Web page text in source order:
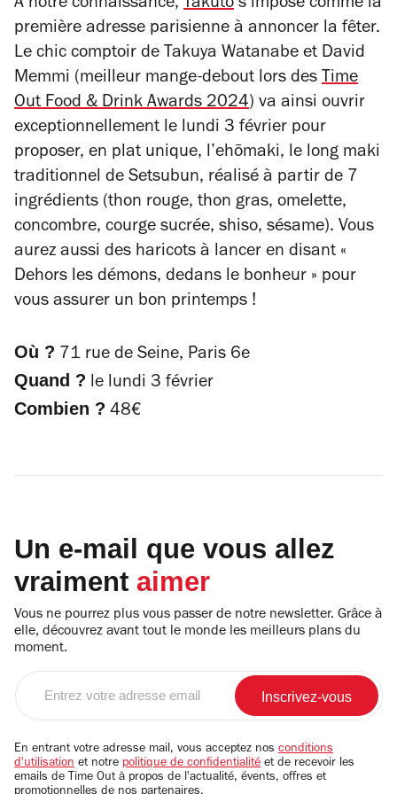
À notre connaissance, Takuto s’impose comme la
première adresse parisienne à annoncer la fêter.
Le chic comptoir de Takuya Watanabe et David
Memmi (meilleur mange-debout lors des Time
Out Food & Drink Awards 2024) va ainsi ouvrir
exceptionnellement le lundi 3 février pour
proposer, en plat unique, l’ehōmaki, le long maki
traditionnel de Setsubun, réalisé à partir de 7
ingrédients (thon rouge, thon gras, omelette,
concombre, courge sucrée, shiso, sésame). Vous
aurez aussi des haricots à lancer en disant «
Dehors les démons, dedans le bonheur » pour
vous assurer un bon printemps !
Où ? 71 rue de Seine, Paris 6e
Quand ? le lundi 3 février
Combien ? 48€
Un e-mail que vous allez
vraiment aimer
Vous ne pourrez plus vous passer de notre newsletter. Grâce à
elle, découvrez avant tout le monde les meilleurs plans du
moment.
email
En entrant votre adresse mail, vous acceptez nos conditions
d'utilisation et notre politique de confidentialité et de recevoir les
emails de Time Out à propos de l'actualité, évents, offres et